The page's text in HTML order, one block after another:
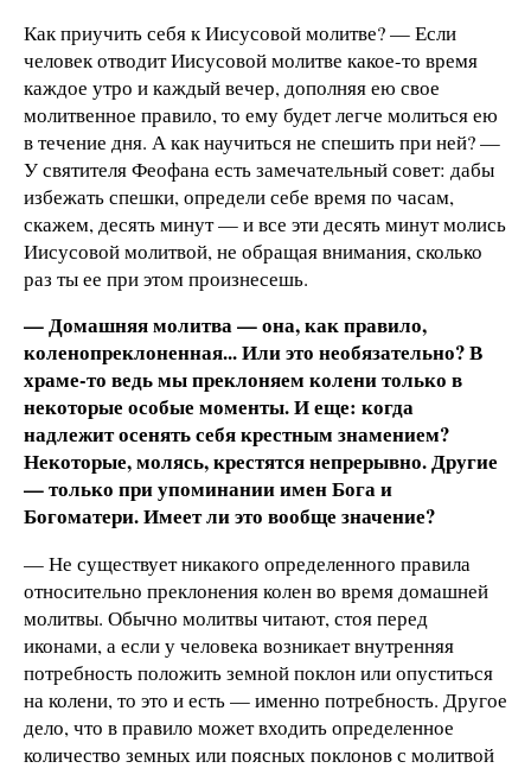
Как приучить себя к Иисусовой молитве? — Если
человек отводит Иисусовой молитве какое-то время
каждое утро и каждый вечер, дополняя ею свое
молитвенное правило, то ему будет легче молиться ею
в течение дня. А как научиться не спешить при ней? —
У святителя Феофана есть замечательный совет: дабы
избежать спешки, определи себе время по часам,
скажем, десять минут — и все эти десять минут молись
Иисусовой молитвой, не обращая внимания, сколько
раз ты ее при этом произнесешь.
— Домашняя молитва — она, как правило,
коленопреклоненная... Или это необязательно? В
храме-то ведь мы преклоняем колени только в
некоторые особые моменты. И еще: когда
надлежит осенять себя крестным знамением?
Некоторые, молясь, крестятся непрерывно. Другие
— только при упоминании имен Бога и
Богоматери. Имеет ли это вообще значение?
— Не существует никакого определенного правила
относительно преклонения колен во время домашней
молитвы. Обычно молитвы читают, стоя перед
иконами, а если у человека возникает внутренняя
потребность положить земной поклон или опуститься
на колени, то это и есть — именно потребность. Другое
дело, что в правило может входить определенное
количество земных или поясных поклонов с молитвой